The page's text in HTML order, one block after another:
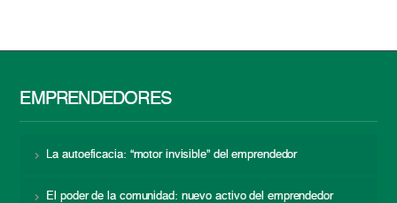
EMPRENDEDORES
La autoeficacia: “motor invisible” del emprendedor
El poder de la comunidad: nuevo activo del emprendedor